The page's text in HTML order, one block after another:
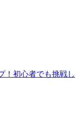
！初心者でも挑戦し